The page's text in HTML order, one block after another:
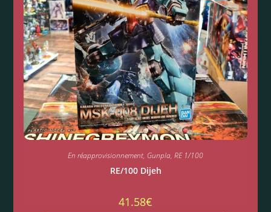
En réapprovisionnement, Gunpla, RE 1/100
RE/100 Dijeh
41.58€